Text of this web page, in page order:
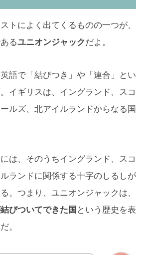
トによく出てくるものの一つが、
るユニオンジャックだよ。
英語で「結びつき」や「連合」とい
イギリスは、イングランド、スコ
ルズ、北アイルランドからなる国
は、そのうちイングランド、スコ
ランドに関係する十字のしるしが
。つまり、ユニオンジャックは、
びついてできた国 という歴史を表
。